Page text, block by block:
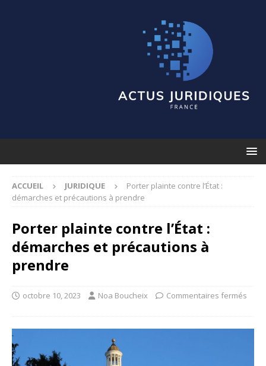
ACCUEIL JURIDIQUE
Porter plainte contre l’État :
démarches et précautions à prendre
Porter plainte contre l’État :
démarches et précautions à
prendre
octobre 10, 2023 Noa Boucheix Commentaires fermés